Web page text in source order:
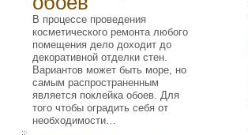
В процессе проведения
косметического ремонта любого
помещения дело доходит до
декоративной отделки стен.
Вариантов может быть море, но
самым распространенным
является поклейка обоев. Для
того чтобы оградить себя от
необходимости…